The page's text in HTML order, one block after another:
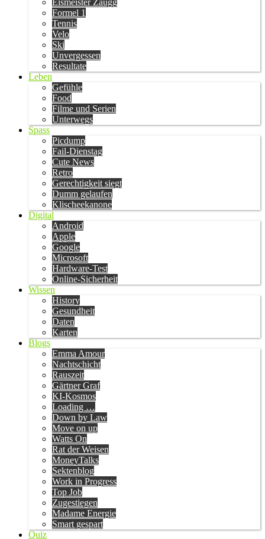
Eismeister Zaugg
Formel 1
Tennis
Velo
Ski
Unvergessen
Resultate
Leben
Gefühle
Food
Filme und Serien
Unterwegs
Spass
Picdump
Fail-Dienstag
Cute News
Retro
Gerechtigkeit siegt
Dumm gelaufen
Klischeekanone
Digital
Android
Apple
Google
Microsoft
Hardware-Test
Online-Sicherheit
Wissen
History
Gesundheit
Daten
Karten
Blogs
Emma Amour
Nachtschicht
Rauszeit
Gärtner Graf
KI-Kosmos
Loading …
Down by Law
Move on up
Watts On
Rat der Weisen
MoneyTalks
Sektenblog
Work in Progress
Top Job
Zugestiegen
Madame Energie
Smart gespart
Quiz